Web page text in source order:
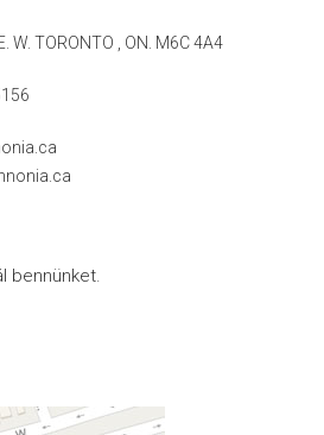
W. TORONTO , ON. M6C 4A4
bennünket.